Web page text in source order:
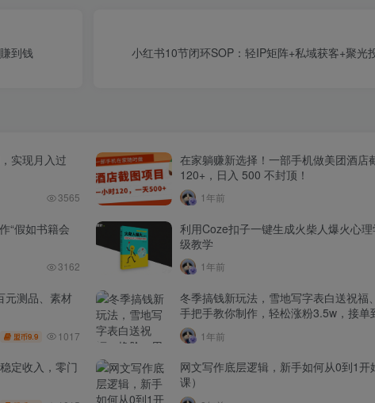
到钱
小红书10节闭环SOP：轻IP矩阵+私域获客+聚光
实现月入过
3565
在家躺赚新选择！一部手机做美团酒店
120+，日入 500 不封顶！
1年前
“假如书籍会
3162
利用Coze扣子一键生成火柴人爆火心
级教学
1年前
元测品、素材
盟币9.9 1017
冬季搞钱新玩法，雪地写字表白送祝福
手把手教你制作，轻松涨粉3.5w，接单
1年前
定收入，零门
网文写作底层逻辑，新手如何从0到1开
课）